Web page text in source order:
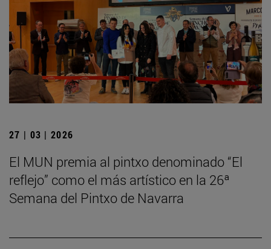
27 | 03 | 2026
El MUN premia al pintxo denominado “El
reflejo” como el más artístico en la 26ª
Semana del Pintxo de Navarra